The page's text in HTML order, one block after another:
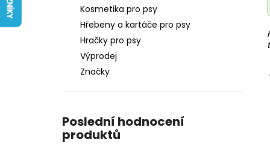
Kosmetika pro psy
Hřebeny a kartáče pro psy
Hračky pro psy
Výprodej
Značky
Poslední hodnocení
produktů